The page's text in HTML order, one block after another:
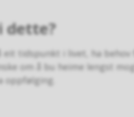
dette?
eit tidspunkt i livet, ha
om å bu heime lengst
oppfølging.